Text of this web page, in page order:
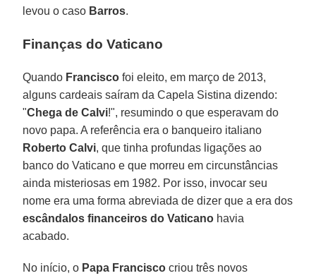
levou o caso Barros.
Finanças do Vaticano
Quando Francisco foi eleito, em março de 2013,
alguns cardeais saíram da Capela Sistina dizendo:
"Chega de Calvi!", resumindo o que esperavam do
novo papa. A referência era o banqueiro italiano
Roberto Calvi, que tinha profundas ligações ao
banco do Vaticano e que morreu em circunstâncias
ainda misteriosas em 1982. Por isso, invocar seu
nome era uma forma abreviada de dizer que a era dos
escândalos financeiros do Vaticano havia
acabado.
No início, o Papa Francisco criou três novos